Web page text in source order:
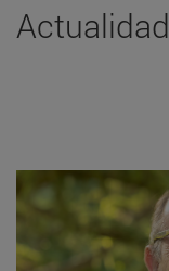
Actualidad